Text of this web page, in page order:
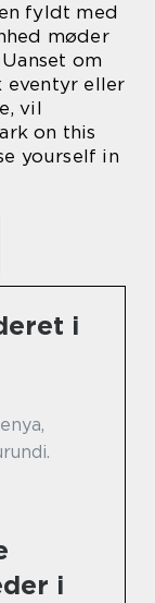
fyldt med
møder
om
eventyr eller
vil
on this
yourself in
i
i